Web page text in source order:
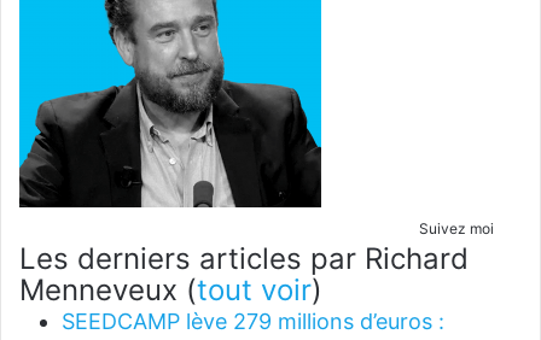
Suivez moi
Les derniers articles par Richard
Menneveux (tout voir)
SEEDCAMP lève 279 millions d’euros :